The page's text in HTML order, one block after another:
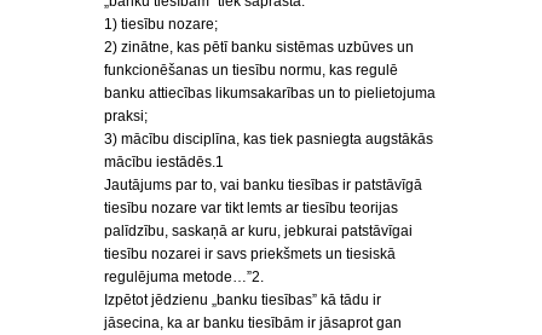
1) tiesību nozare;
2) zinātne, kas pētī banku sistēmas uzbūves un
funkcionēšanas un tiesību normu, kas regulē
banku attiecības likumsakarības un to pielietojuma
praksi;
3) mācību disciplīna, kas tiek pasniegta augstākās
mācību iestādēs.1
Jautājums par to, vai banku tiesības ir patstāvīgā
tiesību nozare var tikt lemts ar tiesību teorijas
palīdzību, saskaņā ar kuru, jebkurai patstāvīgai
tiesību nozarei ir savs priekšmets un tiesiskā
regulējuma metode…”2.
Izpētot jēdzienu „banku tiesības” kā tādu ir
jāsecina, ka ar banku tiesībām ir jāsaprot gan